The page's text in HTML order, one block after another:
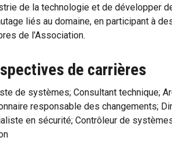
de la technologie et de développer
liés au domaine, en participant à
de l’Association.
de carrières
de systèmes; Consultant technique;
responsable des changements;
en sécurité; Contrôleur de